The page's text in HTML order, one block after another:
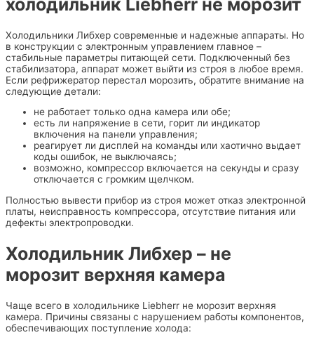
Холодильники Либхер современные и надежные аппараты. Но
в конструкции с электронным управлением главное –
стабильные параметры питающей сети. Подключенный без
стабилизатора, аппарат может выйти из строя в любое время.
Если рефрижератор перестал морозить, обратите внимание на
следующие детали:
не работает только одна камера или обе;
есть ли напряжение в сети, горит ли индикатор
включения на панели управления;
реагирует ли дисплей на команды или хаотично выдает
коды ошибок, не выключаясь;
возможно, компрессор включается на секунды и сразу
отключается с громким щелчком.
Полностью вывести прибор из строя может отказ электронной
платы, неисправность компрессора, отсутствие питания или
дефекты электропроводки.
Холодильник Либхер – не
морозит верхняя камера
Чаще всего в холодильнике Liebherr не морозит верхняя
камера. Причины связаны с нарушением работы компонентов,
обеспечивающих поступление холода: